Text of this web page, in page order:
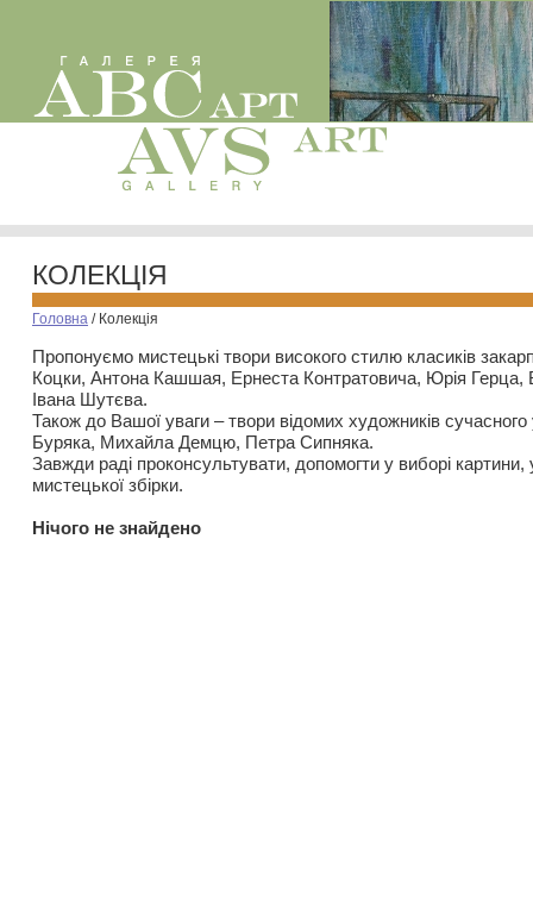
КОЛЕКЦІЯ
Головна / Колекція
Пропонуємо мистецькі твори високого стилю класиків
Коцки, Антона Кашшая, Ернеста Контратовича, Юрія
Івана Шутєва.
Також до Вашої уваги – твори відомих художників
Буряка, Михайла Демцю, Петра Сипняка.
Завжди раді проконсультувати, допомогти у виборі картини,
мистецької збірки.
Нiчого не знайдено